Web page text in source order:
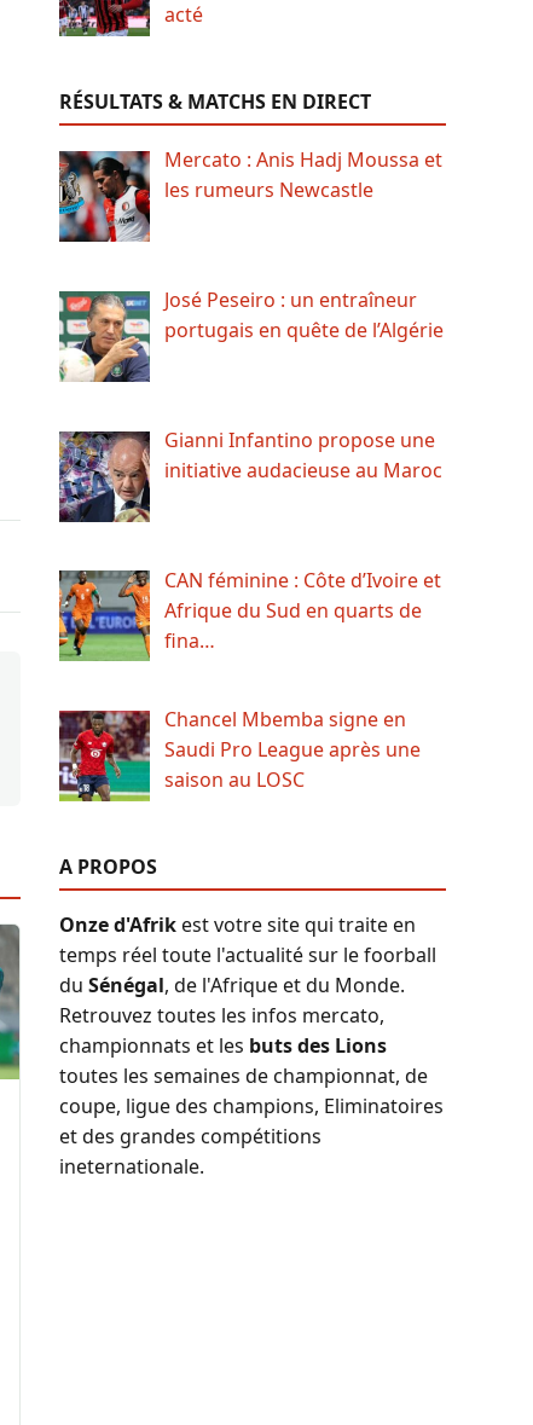
acté
RÉSULTATS & MATCHS EN DIRECT
Mercato : Anis Hadj Moussa et
les rumeurs Newcastle
José Peseiro : un entraîneur
portugais en quête de l’Algérie
Gianni Infantino propose une
initiative audacieuse au Maroc
CAN féminine : Côte d’Ivoire et
Afrique du Sud en quarts de
fina…
Chancel Mbemba signe en
Saudi Pro League après une
saison au LOSC
A PROPOS
Onze d'Afrikest votre site qui traite en
temps réel toute l'actualité sur le foorball
du Sénégal, de l'Afrique et du Monde.
Retrouvez toutes les infos mercato,
championnats et les buts des Lions
toutes les semaines de championnat, de
coupe, ligue des champions, Eliminatoires
et des grandes compétitions
ineternationale.